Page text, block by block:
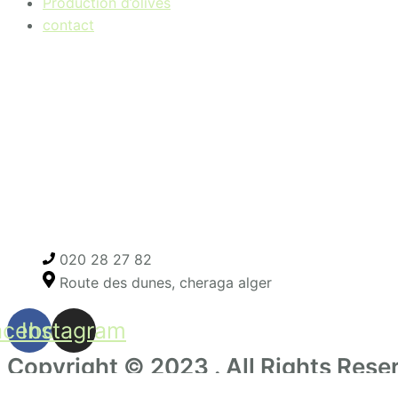
contact
020 28 27 82
Route des dunes, cheraga alger
Instagram
Copyright © 2023 . All Rights